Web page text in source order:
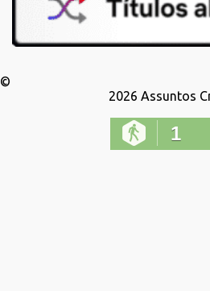
©
2026 Assuntos
1